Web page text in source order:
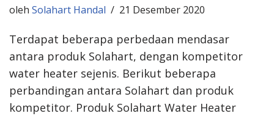
oleh Solahart Handal 21 Desember 2020
Terdapat beberapa perbedaan mendasar
antara produk Solahart, dengan kompetitor
water heater sejenis. Berikut beberapa
perbandingan antara Solahart dan produk
kompetitor. Produk Solahart Water Heater